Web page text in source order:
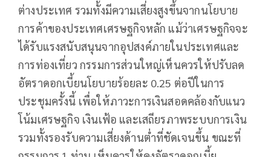
ต่างประเทศ รวมทั้งมีความเสี่ยงสูงขึ้นจากนโยบาย
การค้าของประเทศเศรษฐกิจหลัก แม้ว่าเศรษฐกิจจะ
ได้รับแรงสนับสนุนจากอุปสงค์ภายในประเทศและ
การท่องเที่ยว กรรมการส่วนใหญ่เห็นควรให้ปรับลด
อัตราดอกเบี้ยนโยบายร้อยละ 0.25 ต่อปีในการ
ประชุมครั้งนี้ เพื่อให้ภาวะการเงินสอดคล้องกับแนว
โน้มเศรษฐกิจ เงินเฟ้อ และเสถียรภาพระบบการเงิน
รวมทั้งรองรับความเสี่ยงด้านต่ำที่ชัดเจนขึ้น ขณะที่